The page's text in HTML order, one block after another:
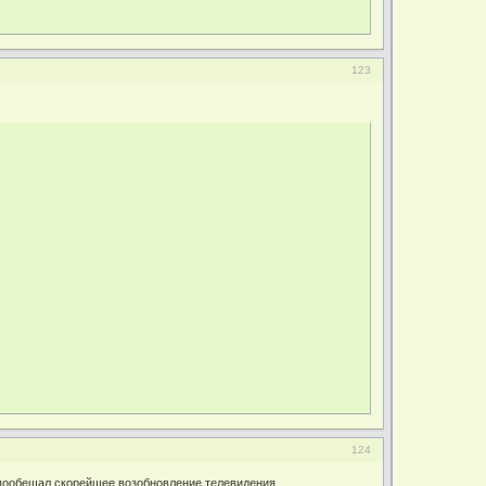
123
124
скорейшее возобновление телевидения.